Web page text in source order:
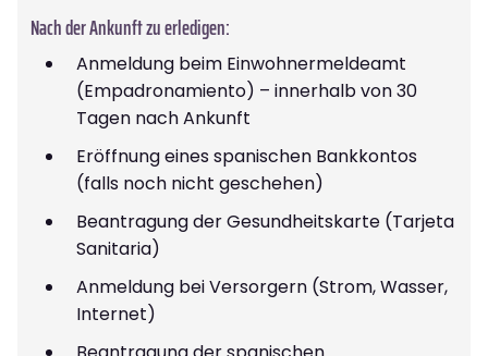
Nach der Ankunft zu erledigen:
Anmeldung beim Einwohnermeldeamt
(Empadronamiento) – innerhalb von 30
Tagen nach Ankunft
Eröffnung eines spanischen Bankkontos
(falls noch nicht geschehen)
Beantragung der Gesundheitskarte (Tarjeta
Sanitaria)
Anmeldung bei Versorgern (Strom, Wasser,
Internet)